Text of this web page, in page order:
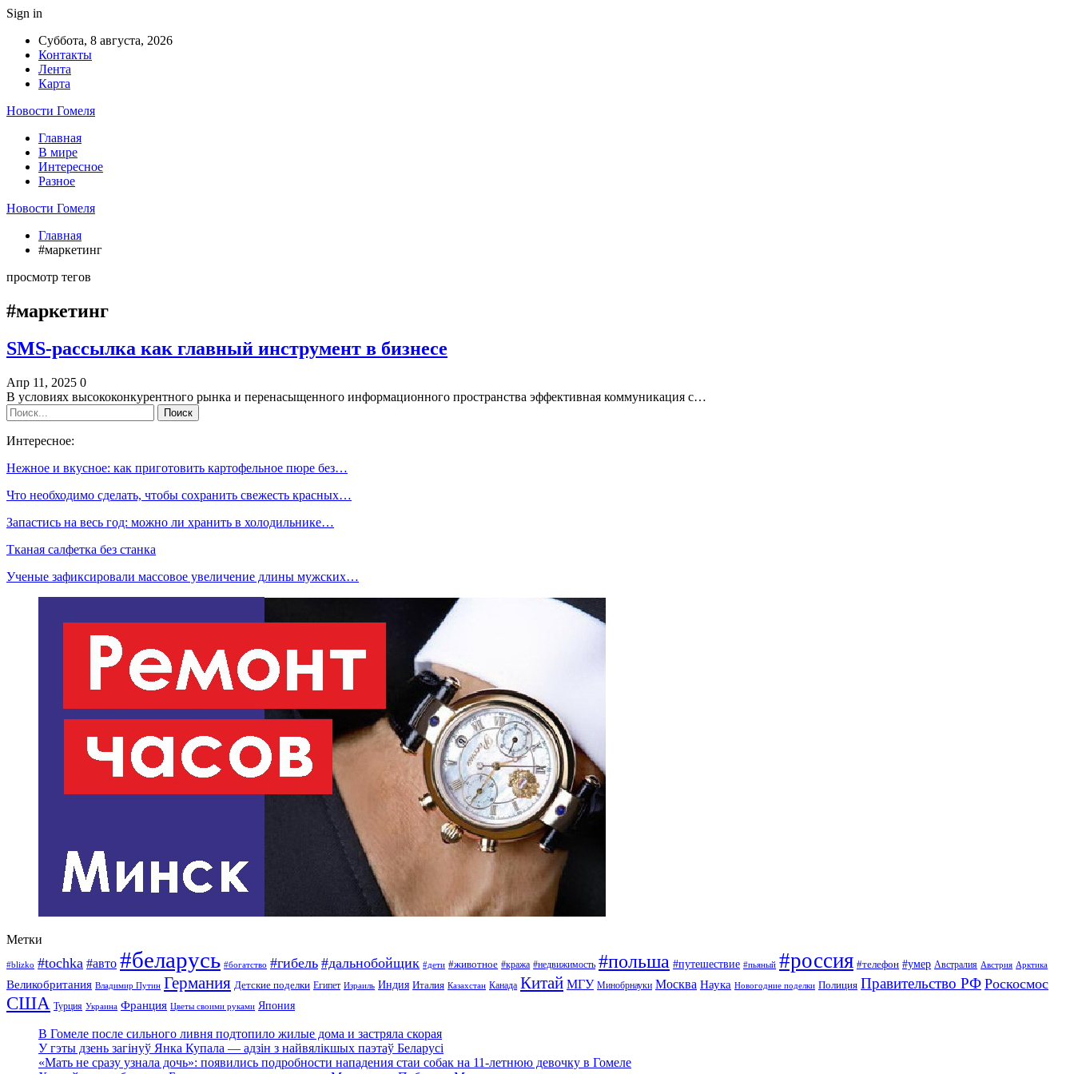
Sign in
Суббота, 8 августа, 2026
Контакты
Лента
Карта
Новости Гомеля
Главная
В мире
Интересное
Разное
Новости Гомеля
Главная
#маркетинг
просмотр тегов
#маркетинг
SMS-рассылка как главный инструмент в бизнесе
Апр 11, 2025 0
В условиях высококонкурентного рынка и перенасыщенного информационного пространства эффективная коммуникация с…
Интересное:
Нежное и вкусное: как приготовить картофельное пюре без…
Что необходимо сделать, чтобы сохранить свежесть красных…
Запастись на весь год: можно ли хранить в холодильнике…
Тканая салфетка без станка
Ученые зафиксировали массовое увеличение длины мужских…
Метки
#blizko #tochka #авто #беларусь #богатство #гибель #дальнобойщик #дети #животное #кража #недвижимость #польша #путешествие #пьяный #россия #телефон #умер Австралия Австрия Арктика
Великобритания Владимир Путин Германия Детские поделки Египет Израиль Индия Италия Казахстан Канада Китай МГУ Минобрнауки Москва Наука Новогодние поделки Полиция Правительство РФ Роскосмос
США Турция Украина Франция Цветы своими руками Япония
В Гомеле после сильного ливня подтопило жилые дома и застряла скорая
У гэты дзень загінуў Янка Купала — адзін з найвялікшых паэтаў Беларусі
«Мать не сразу узнала дочь»: появились подробности нападения стаи собак на 11-летнюю девочку в Гомеле